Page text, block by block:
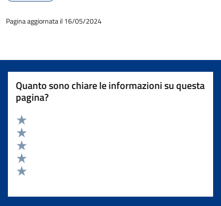
Pagina aggiornata il 16/05/2024
Quanto sono chiare le informazioni su questa
pagina?
Valuta 5 stelle su 5
Valuta 4 stelle su 5
Valuta 3 stelle su 5
Valuta 2 stelle su 5